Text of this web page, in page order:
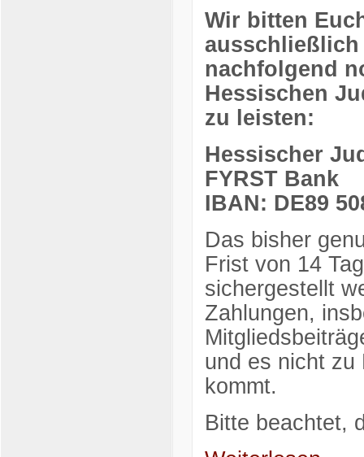
Wir bitten
ausschließlich
nachfolgend
Hessischen
zu leisten:
Hessischer
FYRST Bank
IBAN: DE89
Das bisher
Frist von 14
sichergestellt
Zahlungen,
und es nicht zu
kommt.
Bitte beachtet,